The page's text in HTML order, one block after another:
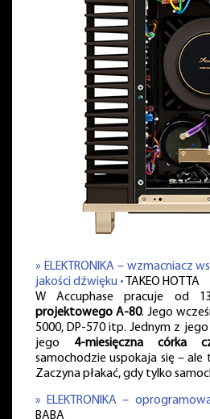
» ELEKTRONIKA – wzmacniacz
jakości dźwięku • TAKEO HOTTA
W Accuphase pracuje od
projektowego A-80. Jego
5000, DP-570 itp. Jednym z
jego 4-miesięczna córka
samochodzie uspokaja się – ale
Zaczyna płakać, gdy tylko
» ELEKTRONIKA –
BABA